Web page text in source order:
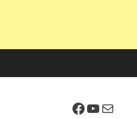
Facebook
YouTube
E-Mail